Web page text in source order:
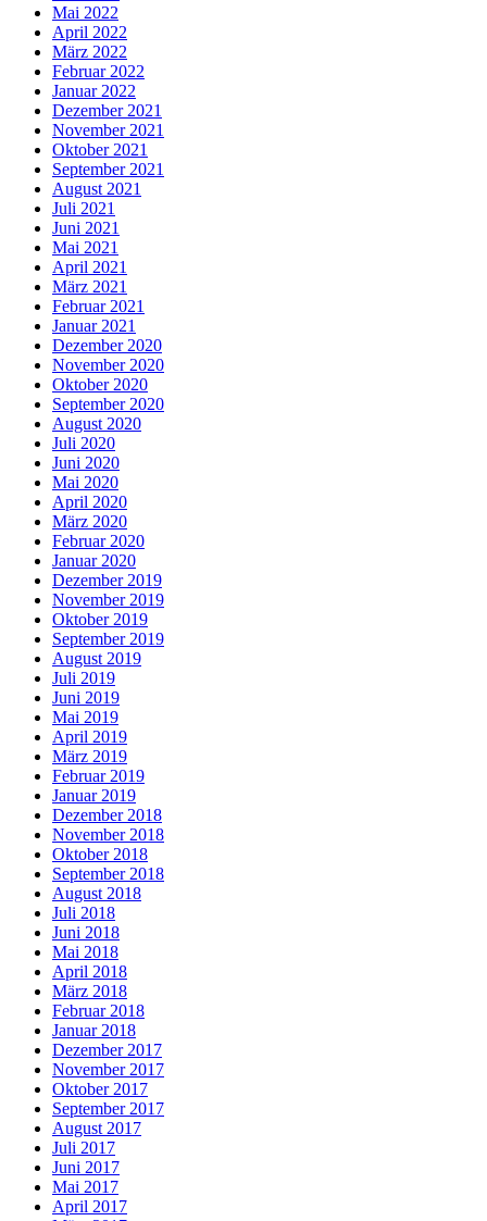
Mai 2022
April 2022
März 2022
Februar 2022
Januar 2022
Dezember 2021
November 2021
Oktober 2021
September 2021
August 2021
Juli 2021
Juni 2021
Mai 2021
April 2021
März 2021
Februar 2021
Januar 2021
Dezember 2020
November 2020
Oktober 2020
September 2020
August 2020
Juli 2020
Juni 2020
Mai 2020
April 2020
März 2020
Februar 2020
Januar 2020
Dezember 2019
November 2019
Oktober 2019
September 2019
August 2019
Juli 2019
Juni 2019
Mai 2019
April 2019
März 2019
Februar 2019
Januar 2019
Dezember 2018
November 2018
Oktober 2018
September 2018
August 2018
Juli 2018
Juni 2018
Mai 2018
April 2018
März 2018
Februar 2018
Januar 2018
Dezember 2017
November 2017
Oktober 2017
September 2017
August 2017
Juli 2017
Juni 2017
Mai 2017
April 2017